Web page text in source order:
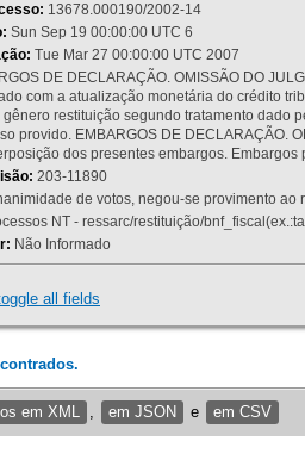
13678.000190/2002-14
Sun Sep 19 00:00:00 UTC 6
Tue Mar 27 00:00:00 UTC 2007
DE DECLARAÇÃO. OMISSÃO DO
com a atualização monetária do crédito
restituição segundo tratamento dado
provido. EMBARGOS DE DECLARAÇÃO.
dos presentes embargos. Embargos
203-11890
de votos, negou-se provimento ao
NT - ressarc/restituição/
Não Informado
all fields
em XML em JSON e em CSV